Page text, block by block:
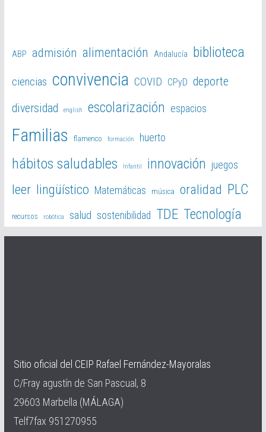
ABP admisión alimentación Andalucía biblioteca
ciencias convivencia COVID CPyD deporte
diversidad english escolarización espacios
Familias flamenco formación huerto
hábitos saludables Infantil innovación juegos
leer lingüístico Matemáticas música oralidad PLC
recursos robótica salud sostenibilidad TDE Tecnología
Sitio oficial del CEIP Rafael Fernández-Mayoralas
C/Fray agustín de San Pascual, 8
29603 Marbella (MÁLAGA)
Telf7fax 951270955